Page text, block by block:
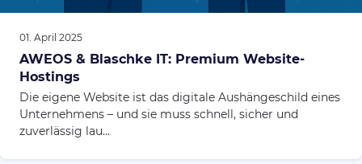
01. April 2025
AWEOS & Blaschke IT: Premium Website-
Hostings
Die eigene Website ist das digitale Aushängeschild eines
Unternehmens – und sie muss schnell, sicher und
zuverlässig lau...